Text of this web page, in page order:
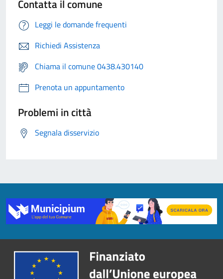
Contatta il comune
Leggi le domande frequenti
Richiedi Assistenza
Chiama il comune 0438.430140
Prenota un appuntamento
Problemi in città
Segnala disservizio